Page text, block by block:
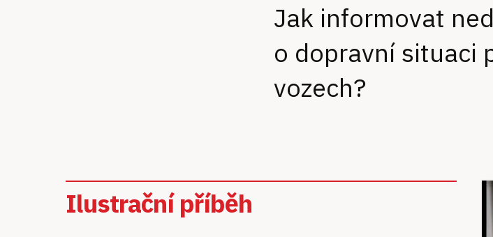
Jak informovat
o dopravní situaci
vozech?
Ilustrační příběh